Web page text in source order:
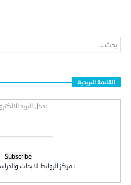
القائمة البريدية
ادخل البريد
: مركز الروابط للابحاث